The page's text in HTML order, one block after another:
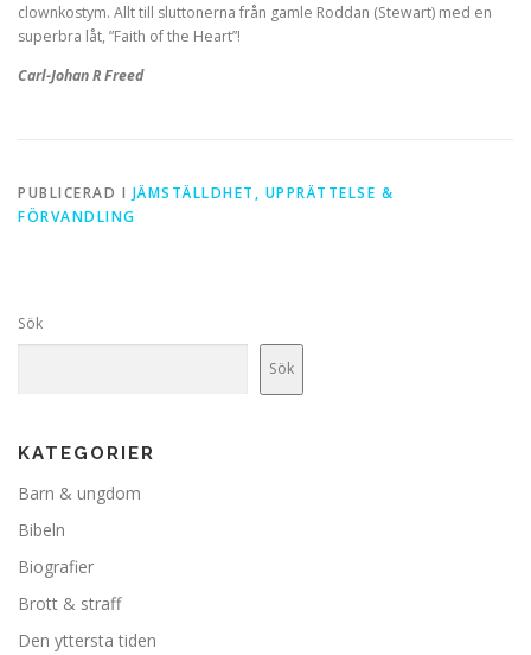
clownkostym. Allt till sluttonerna från gamle Roddan (Stewart) med en
superbra låt, ”Faith of the Heart”!
Carl-Johan R Freed
PUBLICERAD I JÄMSTÄLLDHET, UPPRÄTTELSE &
FÖRVANDLING
Sök
Sök
KATEGORIER
Barn & ungdom
Bibeln
Biografier
Brott & straff
Den yttersta tiden